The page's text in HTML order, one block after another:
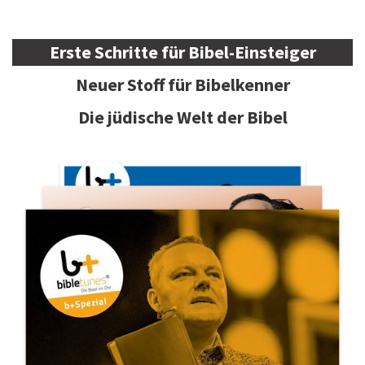
Erste Schritte für Bibel-Einsteiger
Neuer Stoff für Bibelkenner
Die jüdische Welt der Bibel